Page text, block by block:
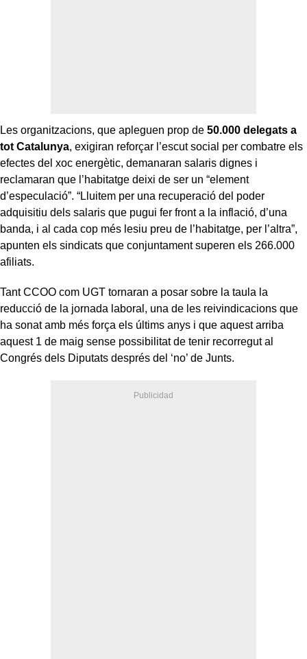
Les organitzacions, que apleguen prop de 50.000 delegats a
tot Catalunya, exigiran reforçar l’escut social per combatre els
efectes del xoc energètic, demanaran salaris dignes i
reclamaran que l’habitatge deixi de ser un “element
d’especulació”. “Lluitem per una recuperació del poder
adquisitiu dels salaris que pugui fer front a la inflació, d’una
banda, i al cada cop més lesiu preu de l’habitatge, per l’altra”,
apunten els sindicats que conjuntament superen els 266.000
afiliats.
Tant CCOO com UGT tornaran a posar sobre la taula la
reducció de la jornada laboral, una de les reivindicacions que
ha sonat amb més força els últims anys i que aquest arriba
aquest 1 de maig sense possibilitat de tenir recorregut al
Congrés dels Diputats després del ‘no’ de Junts.